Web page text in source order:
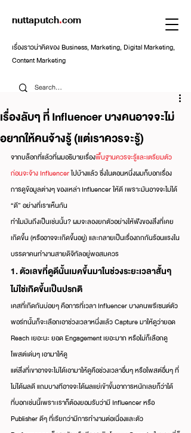
nuttaputch.com
เรื่องราวน่าคิดของ Business, Marketing, Digital Marketing,
Content Marketing
เรื่องลับๆ ที่ Influencer บางคนอาจจะไม่
อยากให้คนจ้างรู้ (แต่เราควรจะรู้)
จากบล็อกที่แล้วที่ผมอธิบายเรื่องพื้นฐานควรจะรู้และเตรียมตัว
ก่อนจะจ้าง Influencer ไปบ้างแล้ว ซึ่งในตอนหนึ่งผมก็บอกเรื่อง
การดูข้อมูลต่างๆ ของเหล่า Influencer ให้ดี เพราะมันอาจจะไม่ได้
“ดี” อย่างที่เราเห็นกัน
ทำไมมันถึงเป็นเช่นนั้น? ผมจะลองยกตัวอย่างให้ฟังของสิ่งที่เคย
เกิดขึ้น (หรืออาจจะเกิดขึ้นอยู่) และกลายเป็นเรื่องถกกันร้อนแรงใน
บรรดาคนทำงานสายดิจิทัลอยู่พอสมควร
1. ตัวเลขที่ดูดีนั้นเมคขึ้นมาในช่วงระยะเวลาสั้นๆ
ไม่ใช่เกิดขึ้นเป็นปรกติ
เคสที่เกิดกันบ่อยๆ คือการที่เวลา Influencer บางคนพรีเซนต์ตัว
พอร์ทนั้นก็จะเลือกเอาช่วงเวลาหนึ่งแล้ว Capture มาให้ดูว่ายอด
Reach เยอะนะ ยอด Engagement เยอะมาก หรือไม่ก็เลือกดู
โพสต์เด่นๆ เอามาให้ดู
แต่สิ่งที่เขาอาจจะไม่ได้เอามาให้ดูคือช่วงเวลาอื่นๆ หรือโพสต์อื่นๆ ที่
ไม่ได้ผลดี แถมบางทีอาจจะได้ผลแย่เข้าขั้นอาการหนักเลยก็ว่าได้
ที่บอกเช่นนี้เพราะเราก็ต้องยอมรับว่ามี Influencer หรือ
Publisher ดีๆ ที่เรียกว่ามีการทำงานต่อเนื่องและตัว